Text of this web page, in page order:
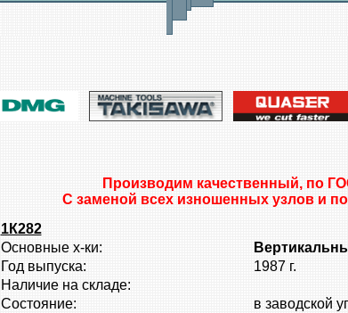
Производим качественный, по
С заменой всех изношенных узлов и
1К282
Основные х-ки:
Год выпуска:
1987 г.
Наличие на складе:
Состояние:
в заводской